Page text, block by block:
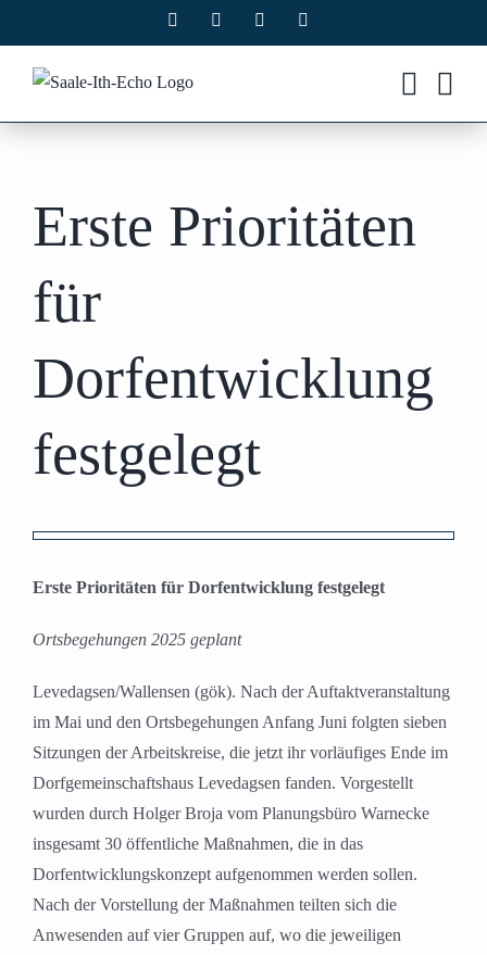
Inhalt
springen
Facebook Instagram
Erste Prioritäten
für
Dorfentwicklung
festgelegt
grösseres
Erste Prioritäten für Dorfentwicklung festgelegt
Ortsbegehungen 2025 geplant
Levedagsen/Wallensen (gök). Nach der Auftaktveranstaltung
im Mai und den Ortsbegehungen Anfang Juni folgten sieben
Sitzungen der Arbeitskreise, die jetzt ihr vorläufiges Ende im
Dorfgemeinschaftshaus Levedagsen fanden. Vorgestellt
wurden durch Holger Broja vom Planungsbüro Warnecke
insgesamt 30 öffentliche Maßnahmen, die in das
Dorfentwicklungskonzept aufgenommen werden sollen.
Nach der Vorstellung der Maßnahmen teilten sich die
Anwesenden auf vier Gruppen auf, wo die jeweiligen